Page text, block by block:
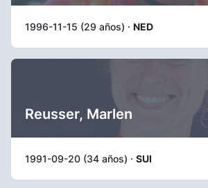
1996-11-15 (29 años) · NED
Reusser, Marlen
1991-09-20 (34 años) · SUI